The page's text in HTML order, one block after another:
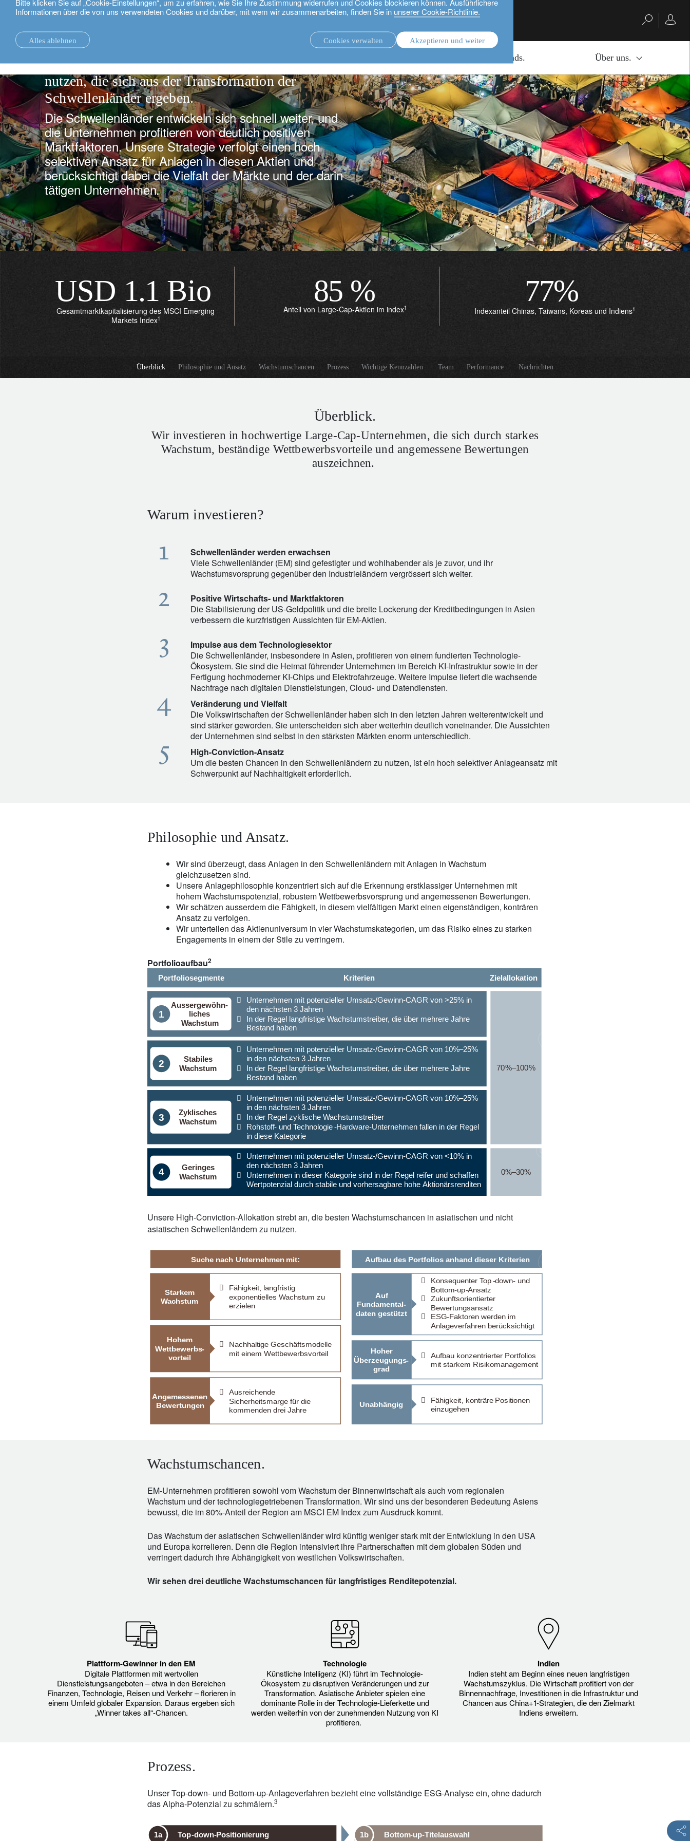
Informationen über die von uns verwendeten Cookies und darüber, mit wem wir zusammenarbeiten, finden Sie in unserer Cookie-Richtlinie.
Alles ablehnen Cookies verwalten Akzeptieren und weiter
Investmentfonds. Über uns.
Emerging High Conviction
Ziel ist es, mehrjährige Wachstumschancen zu
nutzen, die sich aus der Transformation der
Schwellenländer ergeben.
Die Schwellenländer entwickeln sich schnell weiter, und
die Unternehmen profitieren von deutlich positiven
Marktfaktoren. Unsere Strategie verfolgt einen hoch
selektiven Ansatz für Anlagen in diesen Aktien und
berücksichtigt dabei die Vielfalt der Märkte und der darin
tätigen Unternehmen.
USD 1.1 Bio
Gesamtmarktkapitalisierung des MSCI Emerging
Markets Index1
85 %
Anteil von Large-Cap-Aktien im index1 77%
Indexanteil Chinas, Taiwans, Koreas und Indiens1
Überblick · Philosophie und Ansatz · Wachstumschancen · Prozess · Wichtige Kennzahlen · Team · Performance · Nachrichten
Überblick.
Wir investieren in hochwertige Large-Cap-Unternehmen, die sich durch starkes
Wachstum, beständige Wettbewerbsvorteile und angemessene Bewertungen
auszeichnen.
Warum investieren?
Schwellenländer werden erwachsen
Viele Schwellenländer (EM) sind gefestigter und wohlhabender als je zuvor, und ihr
Wachstumsvorsprung gegenüber den Industrieländern vergrössert sich weiter.
Positive Wirtschafts- und Marktfaktoren
Die Stabilisierung der US-Geldpolitik und die breite Lockerung der Kreditbedingungen in Asien
verbessern die kurzfristigen Aussichten für EM-Aktien.
Impulse aus dem Technologiesektor
Die Schwellenländer, insbesondere in Asien, profitieren von einem fundierten Technologie-
Ökosystem. Sie sind die Heimat führender Unternehmen im Bereich KI-Infrastruktur sowie in der
Fertigung hochmoderner KI-Chips und Elektrofahrzeuge. Weitere Impulse liefert die wachsende
Nachfrage nach digitalen Dienstleistungen, Cloud- und Datendiensten.
Veränderung und Vielfalt
Die Volkswirtschaften der Schwellenländer haben sich in den letzten Jahren weiterentwickelt und
sind stärker geworden. Sie unterscheiden sich aber weiterhin deutlich voneinander. Die Aussichten
der Unternehmen sind selbst in den stärksten Märkten enorm unterschiedlich.
High-Conviction-Ansatz
Um die besten Chancen in den Schwellenländern zu nutzen, ist ein hoch selektiver Anlageansatz mit
Schwerpunkt auf Nachhaltigkeit erforderlich.
Philosophie und Ansatz.
Wir sind überzeugt, dass Anlagen in den Schwellenländern mit Anlagen in Wachstum
gleichzusetzen sind.
Unsere Anlagephilosophie konzentriert sich auf die Erkennung erstklassiger Unternehmen mit
hohem Wachstumspotenzial, robustem Wettbewerbsvorsprung und angemessenen Bewertungen.
Wir schätzen ausserdem die Fähigkeit, in diesem vielfältigen Markt einen eigenständigen, konträren
Ansatz zu verfolgen.
Wir unterteilen das Aktienuniversum in vier Wachstumskategorien, um das Risiko eines zu starken
Engagements in einem der Stile zu verringern.
Portfolioaufbau2
Unsere High-Conviction-Allokation strebt an, die besten Wachstumschancen in asiatischen und nicht
asiatischen Schwellenländern zu nutzen.
Wachstumschancen.
EM-Unternehmen profitieren sowohl vom Wachstum der Binnenwirtschaft als auch vom regionalen
Wachstum und der technologiegetriebenen Transformation. Wir sind uns der besonderen Bedeutung Asiens
bewusst, die im 80%-Anteil der Region am MSCI EM Index zum Ausdruck kommt.
Das Wachstum der asiatischen Schwellenländer wird künftig weniger stark mit der Entwicklung in den USA
und Europa korrelieren. Denn die Region intensiviert ihre Partnerschaften mit dem globalen Süden und
verringert dadurch ihre Abhängigkeit von westlichen Volkswirtschaften.
Wir sehen drei deutliche Wachstumschancen für langfristiges Renditepotenzial.
Plattform-Gewinner in den EM
Digitale Plattformen mit wertvollen
Dienstleistungsangeboten – etwa in den Bereichen
Finanzen, Technologie, Reisen und Verkehr – florieren in
einem Umfeld globaler Expansion. Daraus ergeben sich
„Winner takes all“-Chancen.
Technologie
Künstliche Intelligenz (KI) führt im Technologie-
Ökosystem zu disruptiven Veränderungen und zur
Transformation. Asiatische Anbieter spielen eine
dominante Rolle in der Technologie-Lieferkette und
werden weiterhin von der zunehmenden Nutzung von KI
profitieren.
Indien
Indien steht am Beginn eines neuen langfristigen
Wachstumszyklus. Die Wirtschaft profitiert von der
Binnennachfrage, Investitionen in die Infrastruktur und
Chancen aus China+1-Strategien, die den Zielmarkt
Indiens erweitern.
Prozess.
Unser Top-down- und Bottom-up-Anlageverfahren bezieht eine vollständige ESG-Analyse ein, ohne dadurch
das Alpha-Potenzial zu schmälern.3